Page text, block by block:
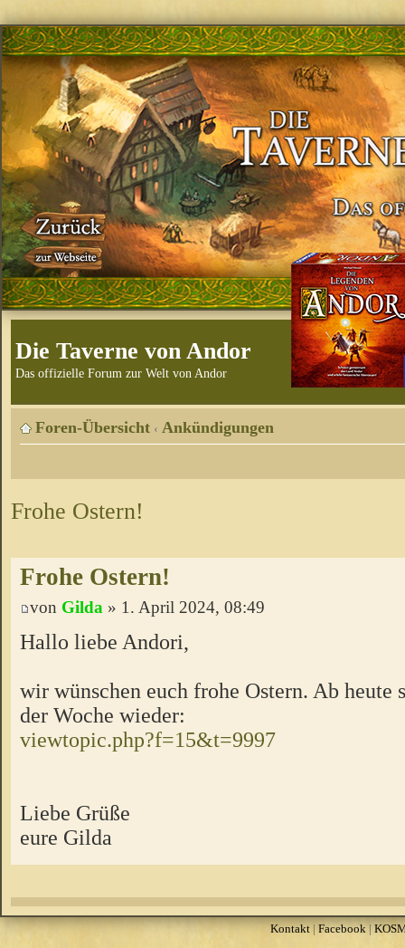
Die Taverne von Andor
Das offizielle Forum zur Welt von Andor
Foren-Übersicht ‹ Ankündigungen
Frohe Ostern!
Frohe Ostern!
von Gilda » 1. April 2024, 08:49
Hallo liebe Andori,
wir wünschen euch frohe Ostern. Ab heute
der Woche wieder:
viewtopic.php?f=15&t=9997
Liebe Grüße
eure Gilda
Kontakt| Facebook |